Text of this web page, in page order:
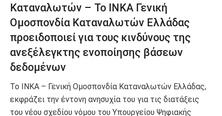
Καταναλωτών – Το ΙΝΚΑ Γενική
Ομοσπονδία Καταναλωτών Ελλάδας
προειδοποιεί για τους κινδύνους της
ανεξέλεγκτης ενοποίησης βάσεων
δεδομένων
Το ΙΝΚΑ – Γενική Ομοσπονδία Καταναλωτών Ελλάδας,
εκφράζει την έντονη ανησυχία του για τις διατάξεις
του νέου σχεδίου νόμου του Υπουργείου Ψηφιακής